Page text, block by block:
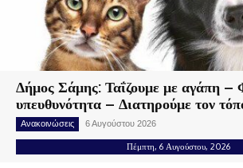
Δήμος Σάμης: Ταΐζουμε με αγάπη –
υπευθυνότητα – Διατηρούμε τον
Ανακοινώσεις 6 Αυγούστου 2026
Πέμπτη, 6 Αυγούστου, 2026